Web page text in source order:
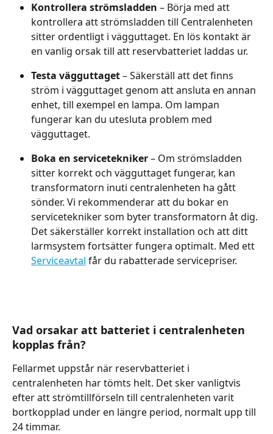
Kontrollera strömsladden – Börja med att
kontrollera att strömsladden till Centralenheten
sitter ordentligt i vägguttaget. En lös kontakt är
en vanlig orsak till att reservbatteriet laddas ur.
Testa vägguttaget – Säkerställ att det finns
ström i vägguttaget genom att ansluta en annan
enhet, till exempel en lampa. Om lampan
fungerar kan du utesluta problem med
vägguttaget.
Boka en servicetekniker – Om strömsladden
sitter korrekt och vägguttaget fungerar, kan
transformatorn inuti centralenheten ha gått
sönder. Vi rekommenderar att du bokar en
servicetekniker som byter transformatorn åt dig.
Det säkerställer korrekt installation och att ditt
larmsystem fortsätter fungera optimalt. Med ett
Serviceavtal får du rabatterade servicepriser.
Vad orsakar att batteriet i centralenheten
kopplas från?
Fellarmet uppstår när reservbatteriet i
centralenheten har tömts helt. Det sker vanligtvis
efter att strömtillförseln till centralenheten varit
bortkopplad under en längre period, normalt upp till
24 timmar.